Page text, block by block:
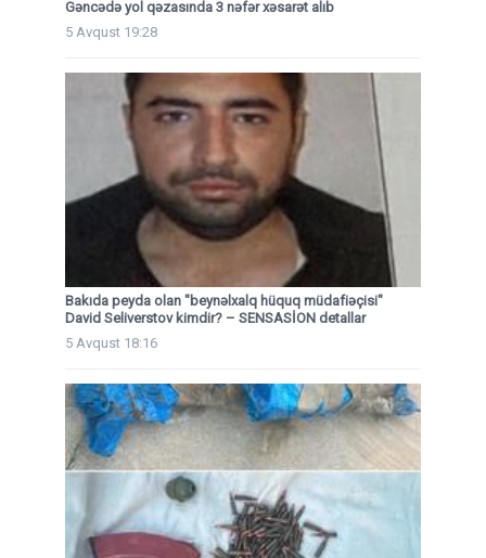
Gəncədə yol qəzasında 3 nəfər xəsarət alıb
5 Avqust 19:28
Bakıda peyda olan "beynəlxalq hüquq müdafiəçisi"
David Seliverstov kimdir? – SENSASİON detallar
5 Avqust 18:16